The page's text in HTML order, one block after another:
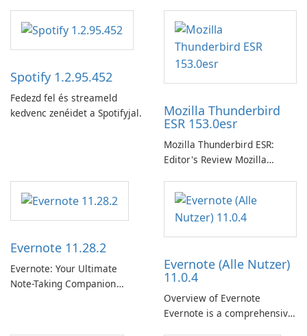
Spotify 1.2.95.452
Fedezd fel és streameld
kedvenc zenéidet a Spotifyjal.
Mozilla Thunderbird
ESR 153.0esr
Mozilla Thunderbird ESR:
Editor's Review Mozilla
Support Release) is the long-
term support channel of the
Thunderbird desktop email
client designed for
need predictable …
Evernote 11.28.2
Evernote: Your Ultimate
Note-Taking Companion
Evernote (Alle Nutzer)
11.0.4
Overview of Evernote
Evernote is a comprehensive